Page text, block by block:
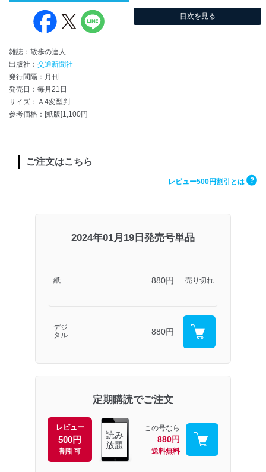
雑誌：散歩の達人
出版社： 交通新聞社
発行間隔：月刊
発売日：毎月21日
サイズ：Ａ4変型判
参考価格：[紙版]1,100円
目次を見る
ご注文はこちら
レビュー500円割引とは ?
2024年01月19日発売号単品
紙 880円 売り切れ
デジ
タル
880円
定期購読でご注文
レビュー
500円
割引可
読み
放題
この号なら
880円
送料無料